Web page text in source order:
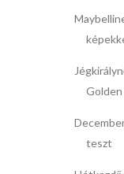
Golden
teszt